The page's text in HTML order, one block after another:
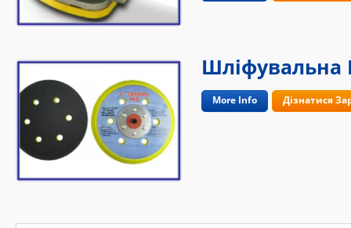
Шліфувальна
More Info Дізнатися